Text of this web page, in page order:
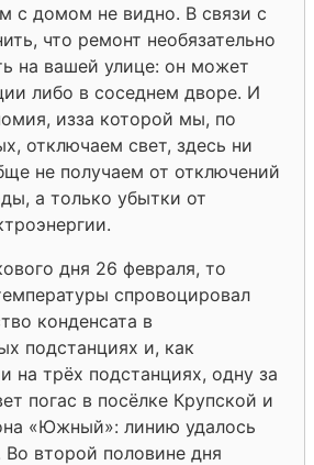
с домом не видно. В связи с
что ремонт необязательно
на вашей улице: он может
либо в соседнем дворе. И
из­за которой мы, по
отключаем свет, здесь ни
не получаем от отключений
а только убытки от
дня 26 февраля, то
спровоцировал
конденсата в
подстанциях и, как
на трёх подстанциях, одну за
погас в посёлке Крупской и
«Южный»: линию удалось
Во второй половине дня